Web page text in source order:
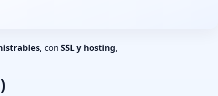
, con SSL y hosting,